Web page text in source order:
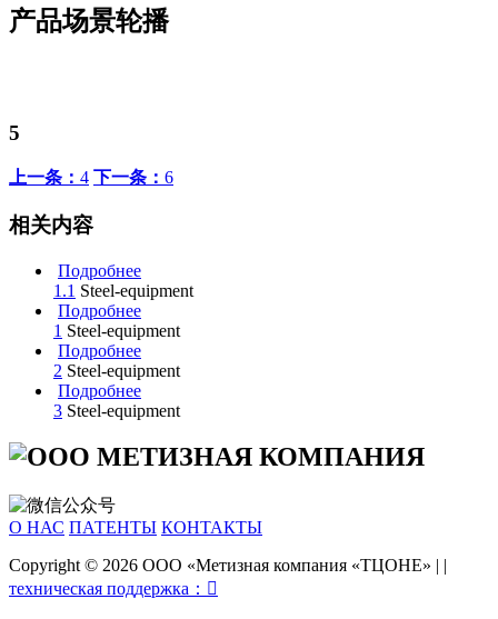
产品场景轮播
5
上一条： 4 下一条： 6
相关内容
Подробнее
1.1 Steel-equipment
Подробнее
1 Steel-equipment
Подробнее
2 Steel-equipment
Подробнее
3 Steel-equipment
О НАС ПАТЕНТЫ КОНТАКТЫ
Copyright © 2026 ООО «Метизная компания «ТЦОНЕ» | |
техническая поддержка： 